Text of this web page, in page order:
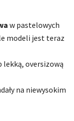
w pastelowych
modeli jest teraz
lekką, oversizową
na niewysokim